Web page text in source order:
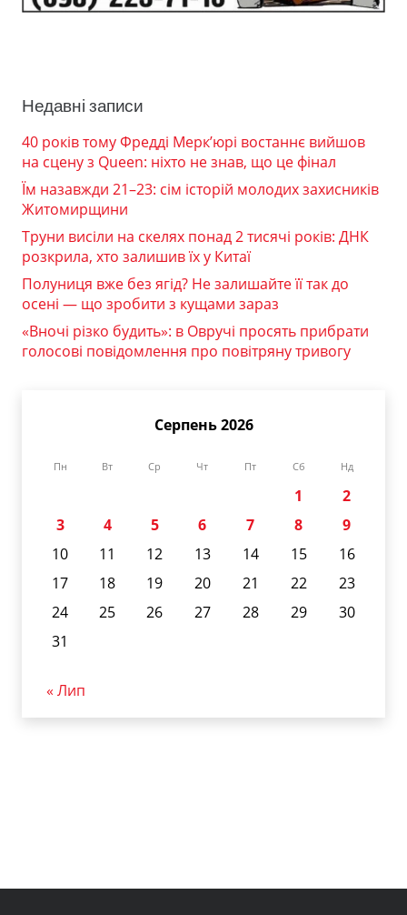
Недавні записи
40 років тому Фредді Мерк’юрі востаннє вийшов
на сцену з Queen: ніхто не знав, що це фінал
Їм назавжди 21–23: сім історій молодих захисників
Житомирщини
Труни висіли на скелях понад 2 тисячі років: ДНК
розкрила, хто залишив їх у Китаї
Полуниця вже без ягід? Не залишайте її так до
осені — що зробити з кущами зараз
«Вночі різко будить»: в Овручі просять прибрати
голосові повідомлення про повітряну тривогу
Серпень 2026
Пн Вт Ср Чт Пт Сб Нд
1
2
3
4 5 6 7 8
9
10
11 12 13 14 15
16
17
18 19 20 21 22
23
24
25 26 27 28 29
30
31
« Лип